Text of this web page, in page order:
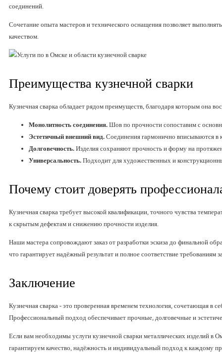
соединений.
Сочетание опыта мастеров и технического оснащения позволяет
качеством.
Преимущества кузнечной сварки
Кузнечная сварка обладает рядом преимуществ, благодаря которым она
Монолитность соединения. Шов по прочности сопоставим с
Эстетичный внешний вид. Соединения гармонично вписываются в
Долговечность. Изделия сохраняют прочность и форму на
Универсальность. Подходит для художественных и
Почему стоит доверять
Кузнечная сварка требует высокой квалификации, точного чувства
к скрытым дефектам и снижению прочности изделия.
Наши мастера сопровождают заказ от разработки эскиза до финальной
что гарантирует надёжный результат и полное соответствие требованиям
Заключение
Кузнечная сварка - это проверенная временем технология, сочетающая в
Профессиональный подход обеспечивает прочные, долговечные и
Если вам необходимы услуги кузнечной сварки металлических изделий в
гарантируем качество, надёжность и индивидуальный подход к каждому